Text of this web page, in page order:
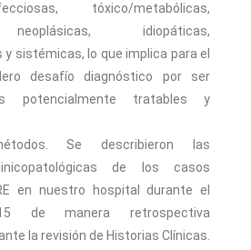
tóxico/metabólicas,
idiopáticas,
sistémicas, lo que implica para el
desafío diagnóstico por ser
potencialmente tratables y
Se describieron las
de los casos
en nuestro hospital durante el
de manera retrospectiva
la revisión de Historias Clínicas.